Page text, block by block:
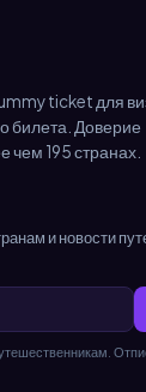
ticket для
билета. Доверие
чем 195 странах.
и новости